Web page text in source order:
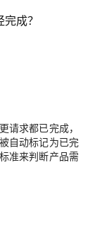
成？
请求都已完成，
自动标记为已完
准来判断产品需